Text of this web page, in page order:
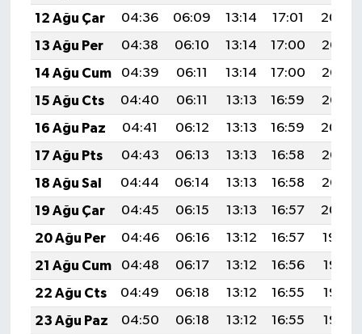
12 Ağu Çar
04:36 06:09 13:14 17:01
20:09
13 Ağu Per
04:38 06:10 13:14 17:00
20:08
14 Ağu Cum
04:39 06:11 13:14 17:00
20:07
15 Ağu Cts
04:40 06:11 13:13 16:59
20:05
16 Ağu Paz
04:41 06:12 13:13 16:59
20:04
17 Ağu Pts
04:43 06:13 13:13 16:58
20:03
18 Ağu Sal
04:44 06:14 13:13 16:58
20:02
19 Ağu Çar
04:45 06:15 13:13 16:57
20:00
20 Ağu Per
04:46 06:16 13:12 16:57
19:59
21 Ağu Cum
04:48 06:17 13:12 16:56
19:58
22 Ağu Cts
04:49 06:18 13:12 16:55
19:56
23 Ağu Paz
04:50 06:18 13:12 16:55
19:55